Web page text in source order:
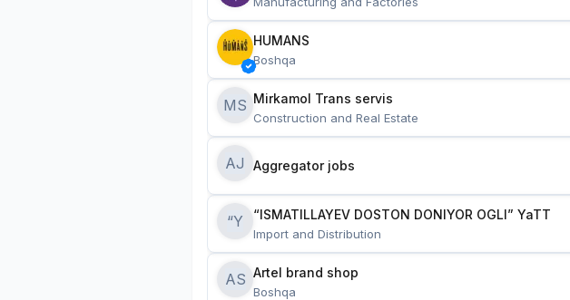
HUMANS
Boshqa
MS
Construction and Real Estate
AJ Aggregator jobs
“Y “ISMATILLAYEV DOSTON DONIYOR OGLI” YaTT
Import and Distribution
AS Artel brand shop
Boshqa